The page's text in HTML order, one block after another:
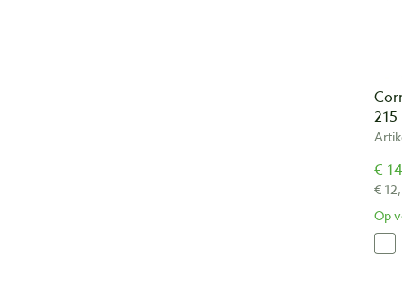
€
€
Op